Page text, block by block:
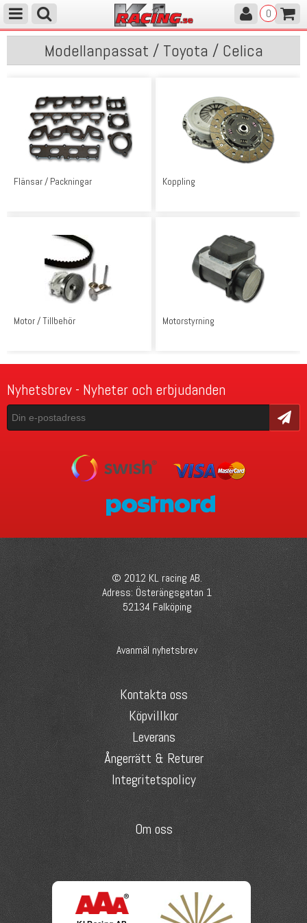
0
Modellanpassat / Toyota / Celica
Flänsar / Packningar Koppling
Motor / Tillbehör Motorstyrning
Nyhetsbrev - Nyheter och erbjudanden
Skicka
© 2012 KL racing AB.
Adress: Österängsgatan 1
52134 Falköping
Avanmäl nyhetsbrev
Kontakta oss
Köpvillkor
Leverans
Ångerrätt & Returer
Integritetspolicy
Om oss